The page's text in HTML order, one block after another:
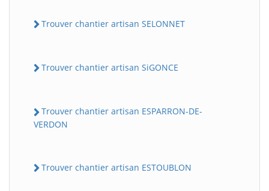
Trouver chantier artisan SELONNET
Trouver chantier artisan SiGONCE
Trouver chantier artisan ESPARRON-DE-
VERDON
Trouver chantier artisan ESTOUBLON